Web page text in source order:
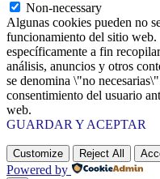
Non-necessary
Algunas cookies pueden no
funcionamiento del sitio web.
específicamente a fin
análisis, anuncios y otros
se denomina \"no
consentimiento del usuario
web.
GUARDAR Y ACEPTAR
Customize Reject All
Powered by